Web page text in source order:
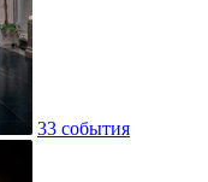
33 события